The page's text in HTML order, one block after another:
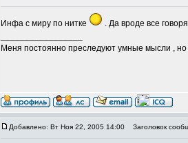
Инфа с миру по нитке
. Да вроде все
Меня постоянно преследуют умные мысли ,
Добавлено: Вт Ноя 22, 2005 14:00 Заголовок